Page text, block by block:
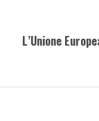
L’Unione